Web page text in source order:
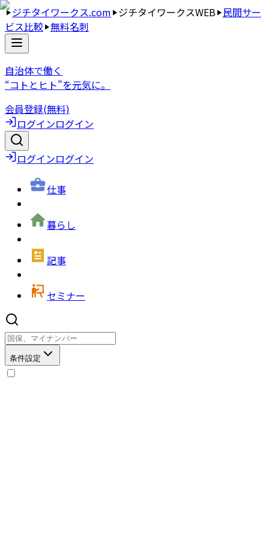
ジチタイワークス.com ジチタイワークスWEB 民間サー
ビス比較 無料名刺
自治体で働く
“コトとヒト”を元気に。
会員登録(無料)
ログインログイン
ログインログイン
仕事
暮らし
記事
セミナー
条件設定